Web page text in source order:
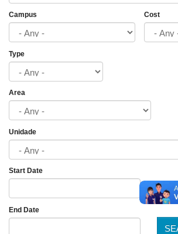
Campus Cost
Type
Area
Unidade
Start Date
End Date